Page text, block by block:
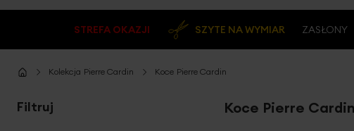
STREFA OKAZJI SZYTE NA WYMIAR ZASŁONY
Kolekcja Pierre Cardin Koce Pierre Cardin
Koce Pierre Cardin
Filtruj